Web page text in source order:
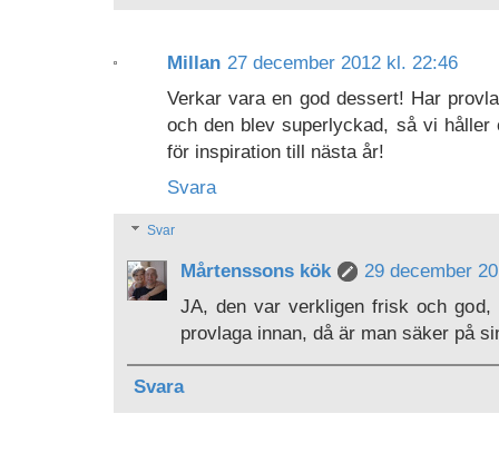
Millan 27 december 2012 kl. 22:46
Verkar vara en god dessert! Har
och den blev superlyckad, så vi
för inspiration till nästa år!
Svara
Svar
Mårtenssons kök
29 december
JA, den var verkligen frisk och
provlaga innan, då är man säker på
Svara